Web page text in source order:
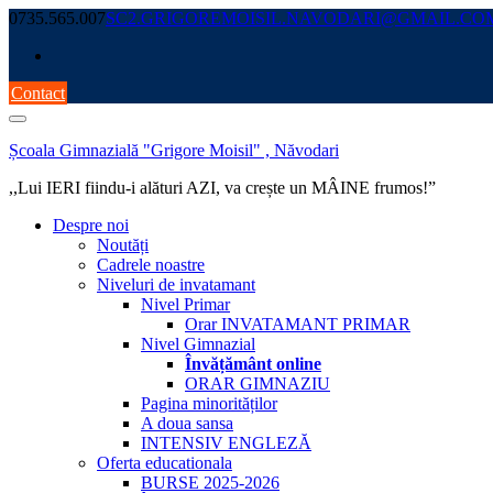
Skip
content
0735.565.007
Contact
Școala Gimnazială "Grigore Moisil" , Năvodari
,,Lui IERI fiindu-i alături AZI, va crește un MÂINE frumos!”
Despre noi
Noutăți
Cadrele noastre
Niveluri de invatamant
Nivel Primar
Orar INVATAMANT PRIMAR
Nivel Gimnazial
Învățământ online
ORAR GIMNAZIU
Pagina minorităților
A doua sansa
INTENSIV ENGLEZĂ
Oferta educationala
BURSE 2025-2026